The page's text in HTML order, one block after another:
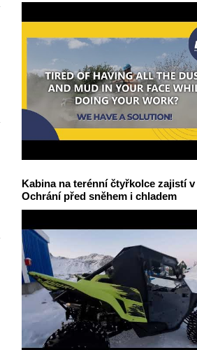
Kabina na terénní čtyřkolce zajistí
Ochrání před sněhem i chladem